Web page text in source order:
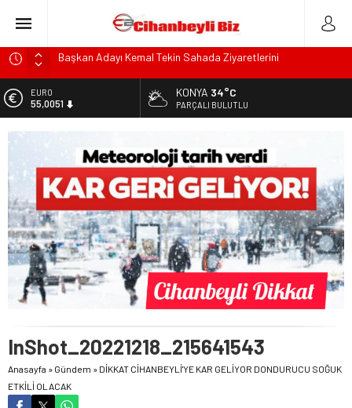
Yoğunlaştırdı
Konyalı Çiftci Feci şekilde Can Verdi
Konya’da araçta oksijen tüpünün patlaması sonucu hayatını
kaybeden biri bebek 2 kişi ile yaralanan 2 kişinin kimlikleri
KULU’DA HAFİF TİCARİ ARAÇ TAKLA ATTI: 2’Sİ ÇOCUK, 3
YARALI
Trafik Kazasinda Yaralanmıştı, Tedavi gördüğü Hastanede
Hayatını Kaybetti
EURO
55,0051
ALTIN
BİST
13.889,75
DOLAR
47,7046
KONYA 34°C
PARÇALI BULUTLU
InShot_20221218_215641543
Anasayfa » Gündem » DİKKAT CİHANBEYLİ'YE KAR GELİYOR DONDURUCU SOĞUK
ETKİLİ OLACAK